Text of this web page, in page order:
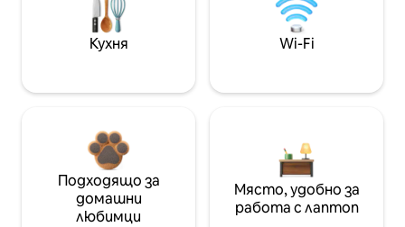
Кухня Wi-Fi
Подходящо за
домашни
любимци
Място, удобно за
работа с лаптоп